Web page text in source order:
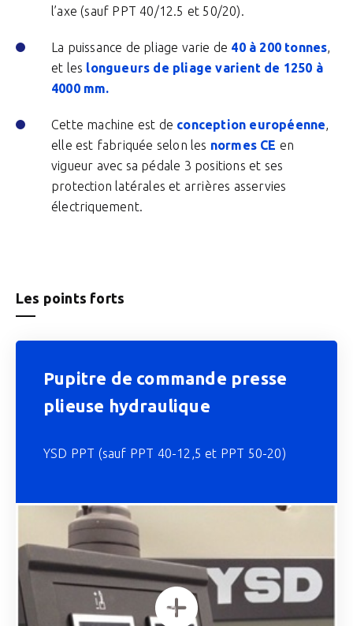
l’axe (sauf PPT 40/12.5 et 50/20).
La puissance de pliage varie de 40 à 200 tonnes,
et les longueurs de pliage varient de 1250 à
4000 mm.
Cette machine est de conception européenne,
elle est fabriquée selon les normes CE en
vigueur avec sa pédale 3 positions et ses
protection latérales et arrières asservies
électriquement.
Les points forts
Pupitre de commande presse
plieuse hydraulique
YSD PPT (sauf PPT 40-12,5 et PPT 50-20)